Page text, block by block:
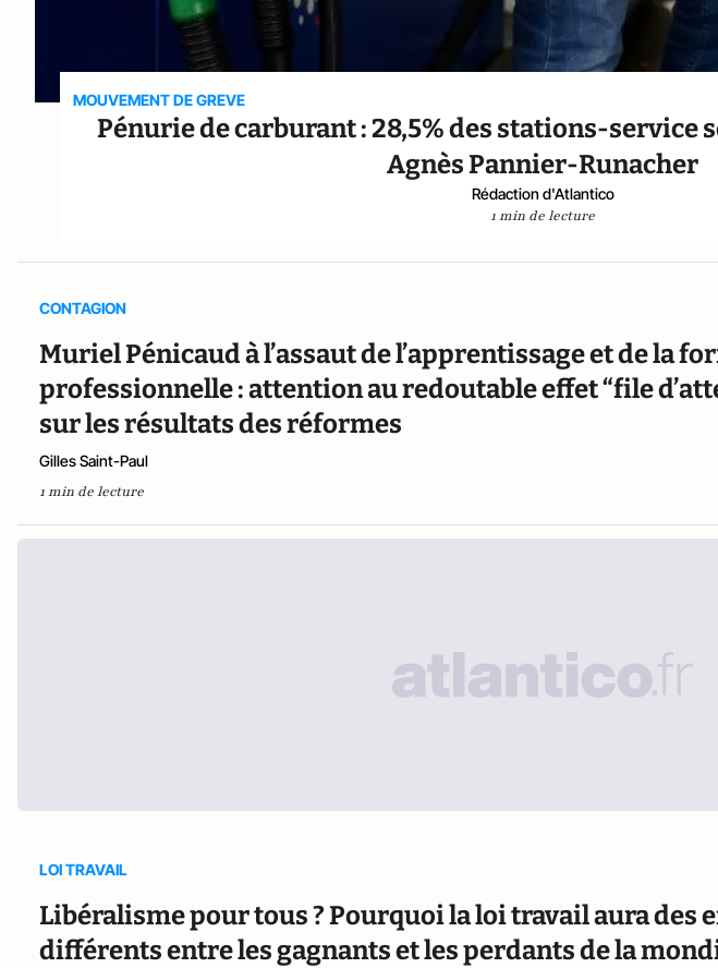
MOUVEMENT DE GREVE
Pénurie de carburant : 28,5% des stations-service
Agnès Pannier-Runacher
Rédaction d'Atlantico
1 min de lecture
CONTAGION
Muriel Pénicaud à l’assaut de l’apprentissage et de la
professionnelle : attention au redoutable effet “file
sur les résultats des réformes
Gilles Saint-Paul
1 min de lecture
LOI TRAVAIL
Libéralisme pour tous ? Pourquoi la loi travail aura des
différents entre les gagnants et les perdants de la